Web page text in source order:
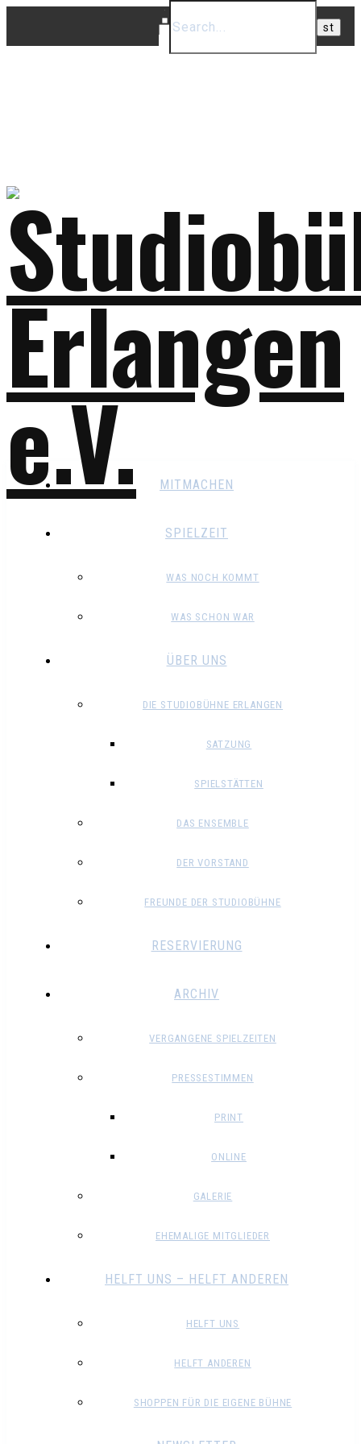
MITMACHEN
SPIELZEIT
WAS NOCH KOMMT
WAS SCHON WAR
ÜBER UNS
DIE STUDIOBÜHNE ERLANGEN
SATZUNG
SPIELSTÄTTEN
DAS ENSEMBLE
DER VORSTAND
FREUNDE DER STUDIOBÜHNE
RESERVIERUNG
ARCHIV
VERGANGENE SPIELZEITEN
PRESSESTIMMEN
PRINT
ONLINE
GALERIE
EHEMALIGE MITGLIEDER
HELFT UNS – HELFT ANDEREN
HELFT UNS
HELFT ANDEREN
SHOPPEN FÜR DIE EIGENE BÜHNE